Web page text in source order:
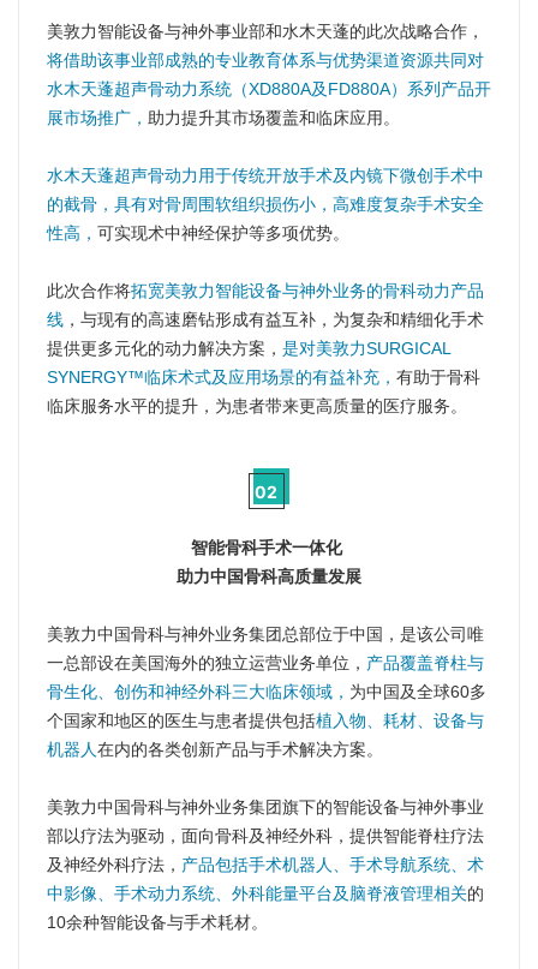
美敦力智能设备与神外事业部和水木天蓬的此次战略合作，
将借助该事业部成熟的专业教育体系与优势渠道资源共同对
水木天蓬超声骨动力系统（XD880A及FD880A）系列产品开
展市场推广， 助力提升其市场覆盖和临床应用。
水木天蓬超声骨动力用于传统开放手术及内镜下微创手术中
的截骨，具有对骨周围软组织损伤小，高难度复杂手术安全
性高， 可实现术中神经保护等多项优势。
此次合作将拓宽美敦力智能设备与神外业务的骨科动力产品
线 ，与现有的高速磨钻形成有益互补，为复杂和精细化手术
提供更多元化的动力解决方案， 是对美敦力SURGICAL
SYNERGY™临床术式及应用场景的有益补充， 有助于骨科
临床服务水平的提升，为患者带来更高质量的医疗服务。
02
智能骨科手术一体化
助力中国骨科高质量发展
美敦力中国骨科与神外业务集团总部位于中国，是该公司唯
一总部设在美国海外的独立运营业务单位， 产品覆盖脊柱与
骨生化、创伤和神经外科三大临床领域， 为中国及全球60多
个国家和地区的医生与患者提供包括植入物、耗材、设备与
机器人在内的各类创新产品与手术解决方案。
美敦力中国骨科与神外业务集团旗下的智能设备与神外事业
部以疗法为驱动，面向骨科及神经外科，提供智能脊柱疗法
及神经外科疗法， 产品包括手术机器人、手术导航系统、术
中影像、手术动力系统、外科能量平台及脑脊液管理相关的
10余种智能设备与手术耗材。